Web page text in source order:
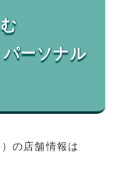
ーソナル
の店舗情報は